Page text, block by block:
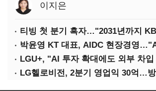
이지은